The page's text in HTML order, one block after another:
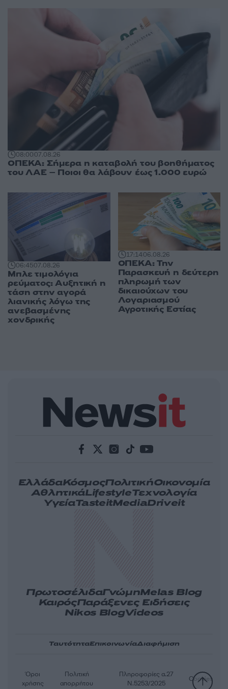
08:0007.08.26
ΟΠΕΚΑ: Σήμερα η καταβολή του βοηθήματος
του ΛΑΕ – Ποιοι θα λάβουν έως 1.000 ευρώ
06:4507.08.26
Μπλε τιμολόγια
ρεύματος: Αυξητική η
τάση στην αγορά
λιανικής λόγω της
ανεβασμένης
χονδρικής
17:1406.08.26
ΟΠΕΚΑ: Την
Παρασκευή η δεύτερη
πληρωμή των
δικαιούχων του
Λογαριασμού
Αγροτικής Εστίας
ΕλλάδαΚόσμοςΠολιτικήΟικονομία
ΑθλητικάLifestyleΤεχνολογία
ΥγείαTasteitMediaDriveit
ΠρωτοσέλιδαΓνώμηMelas Blog
ΚαιρόςΠαράξενες Ειδήσεις
Nikos BlogVideos
ΤαυτότηταΕπικοινωνίαΔιαφήμιση
Όροι
χρήσης
Πολιτική
απορρήτου
Πληροφορίες α.27
Ν.5253/2025
Cookies